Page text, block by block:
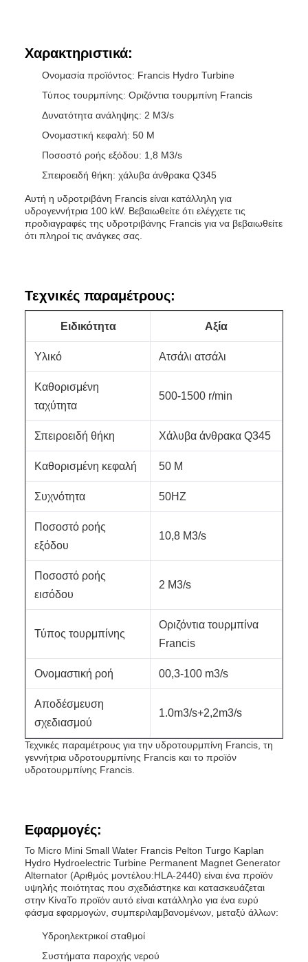
Χαρακτηριστικά:
Ονομασία προϊόντος: Francis Hydro Turbine
Τύπος τουρμπίνης: Οριζόντια τουρμπίνη Francis
Δυνατότητα ανάληψης: 2 M3/s
Ονομαστική κεφαλή: 50 M
Ποσοστό ροής εξόδου: 1,8 M3/s
Σπειροειδή θήκη: χάλυβα άνθρακα Q345
Αυτή η υδροτριβάνη Francis είναι κατάλληλη για
υδρογεννήτρια 100 kW. Βεβαιωθείτε ότι ελέγχετε τις
προδιαγραφές της υδροτριβάνης Francis για να βεβαιωθείτε
ότι πληροί τις ανάγκες σας.
Τεχνικές παραμέτρους:
Ειδικότητα Αξία
Υλικό Ατσάλι ατσάλι
Καθορισμένη
ταχύτητα
500-1500 r/min
Σπειροειδή θήκη Χάλυβα άνθρακα Q345
Καθορισμένη κεφαλή 50 M
Συχνότητα 50HZ
Ποσοστό ροής
εξόδου
10,8 M3/s
Ποσοστό ροής
εισόδου
2 M3/s
Τύπος τουρμπίνης
Οριζόντια τουρμπίνα
Francis
Ονομαστική ροή 00,3-100 m3/s
Αποδέσμευση
σχεδιασμού
1.0m3/s+2,2m3/s
Τεχνικές παραμέτρους για την υδροτουρμπίνη Francis, τη
γεννήτρια υδροτουρμπίνης Francis και το προϊόν
υδροτουρμπίνης Francis.
Εφαρμογές:
Το Micro Mini Small Water Francis Pelton Turgo Kaplan
Hydro Hydroelectric Turbine Permanent Magnet Generator
Alternator (Αριθμός μοντέλου:HLA-2440) είναι ένα προϊόν
υψηλής ποιότητας που σχεδιάστηκε και κατασκευάζεται
στην ΚίναΤο προϊόν αυτό είναι κατάλληλο για ένα ευρύ
φάσμα εφαρμογών, συμπεριλαμβανομένων, μεταξύ άλλων:
Υδροηλεκτρικοί σταθμοί
Συστήματα παροχής νερού